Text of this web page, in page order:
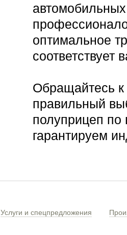
оптимальное
Обращайтесь
правильный
полуприцеп по
гарантируем
Услуги и спецпредложения